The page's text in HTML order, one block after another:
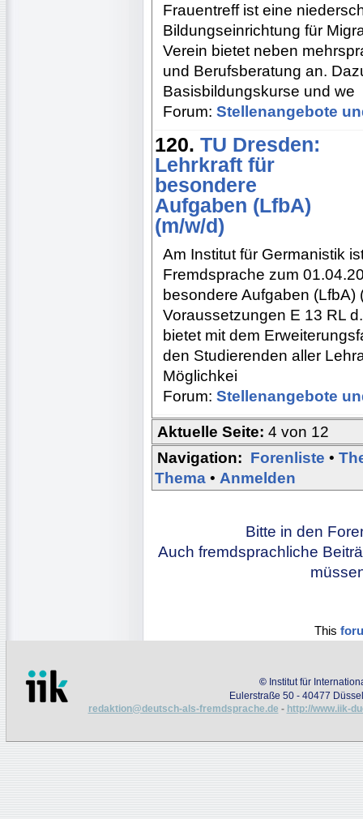
Frauentreff ist eine
Bildungseinrichtung für
Verein bietet neben
und Berufsberatung an.
Basisbildungskurse und we
Forum: Stellenangebote
120. TU Dresden:
Lehrkraft für
besondere
Aufgaben (LfbA)
(m/w/d)
Am Institut für Germanistik
Fremdsprache zum
besondere Aufgaben (LfbA)
Voraussetzungen E 13 RL
bietet mit dem
den Studierenden aller
Möglichkei
Forum: Stellenangebote
Aktuelle Seite: 4 von 12
Navigation: Forenliste •
Thema • Anmelden
Bitte in den
Auch fremdsprachliche
This
© Institut für
Eulerstraße 50 - 40477
redaktion@deutsch-als-fremdsprache.de - http://www.iik-